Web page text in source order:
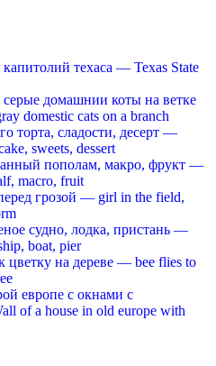
техаса — Texas State
домашнии коты на ветке
domestic cats on a branch
торта, сладости, десерт —
sweets, dessert
пополам, макро, фрукт —
macro, fruit
грозой — girl in the field,
судно, лодка, пристань —
boat, pier
цветку на дереве — bee flies to
европе с окнами с
of a house in old europe with